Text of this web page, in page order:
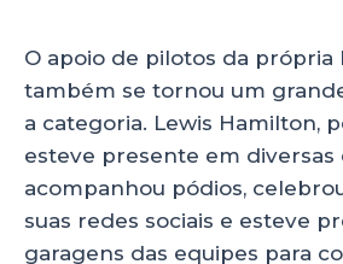
O apoio de pilotos da própria
também se tornou um
a categoria. Lewis Hamilton,
esteve presente em diversas
acompanhou pódios,
suas redes sociais e esteve
garagens das equipes para